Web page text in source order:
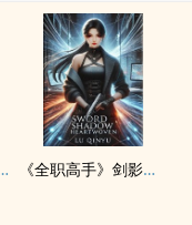
X自创X乌尔奇奥拉) 《全职高手》剑影心织